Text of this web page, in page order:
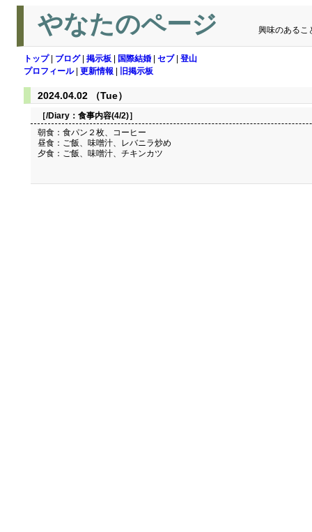
やなたのページ 興味のあるこ
トップ| ブログ| 掲示板 国際結婚 セブ| 登山
プロフィール| 更新情報 旧掲示板
2024.04.02 （Tue）
［/Diary： 食事内容(4/2)］
朝食：食パン２枚、コーヒー
昼食：ご飯、味噌汁、レバニラ炒め
夕食：ご飯、味噌汁、チキンカツ